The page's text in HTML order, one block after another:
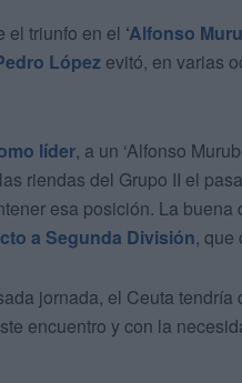
el triunfo en el ‘Alfonso
López evitó, en varias
líder, a un ‘Alfonso
riendas del Grupo II el
esa posición. La
a Segunda División, que
jornada, el Ceuta
encuentro y con la